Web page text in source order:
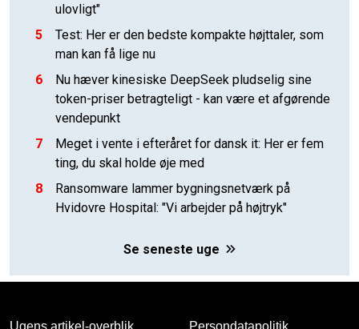
ulovligt"
5
Test: Her er den bedste kompakte højttaler, som
man kan få lige nu
6
Nu hæver kinesiske DeepSeek pludselig sine
token-priser betragteligt - kan være et afgørende
vendepunkt
7
Meget i vente i efteråret for dansk it: Her er fem
ting, du skal holde øje med
8
Ransomware lammer bygningsnetværk på
Hvidovre Hospital: "Vi arbejder på højtryk"
Se seneste uge
Ugens artikel-overblik
Persondatapolitik